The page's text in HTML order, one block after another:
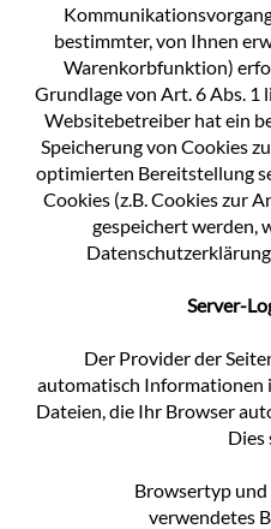
bestimmter, von Ihnen
Warenkorbfunktion)
Grundlage von Art. 6 Abs. 1
Websitebetreiber hat ein
Speicherung von Cookies
optimierten Bereitstellung
Cookies (z.B. Cookies zur
gespeichert werden,
Server-
Der Provider der
automatisch Informationen
Dateien, die Ihr Browser
Dies
Browsertyp
verwendetes